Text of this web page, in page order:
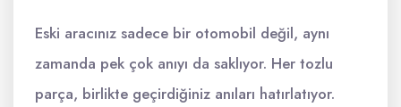
Eski aracınız sadece bir otomobil değil, aynı
zamanda pek çok anıyı da saklıyor. Her tozlu
parça, birlikte geçirdiğiniz anıları hatırlatıyor.